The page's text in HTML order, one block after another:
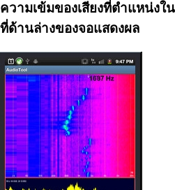
ความเข้มของเสียงที่ตำแหน่งใ
ที่ด้านล่างของจอแสดงผล